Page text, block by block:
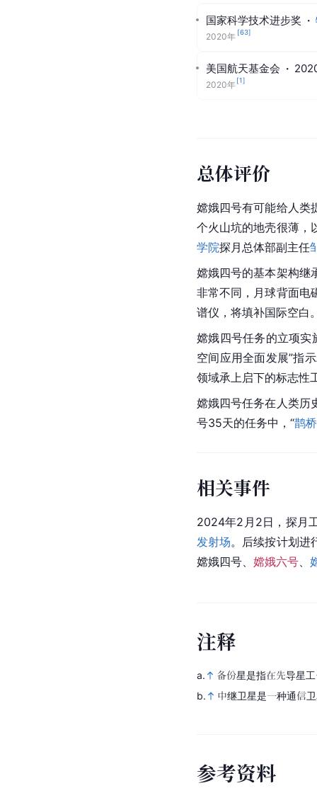
国家科学技术进步奖 ·
2020年 [63]
美国航天基金会 ·
2020年[1]
总体评价
嫦娥四号有可能给人类
个火山坑的地壳很薄，
学院探月总体部副主任
嫦娥四号的基本架构继
非常不同，月球背面电
谱仪，将填补国际空白
嫦娥四号任务的立项实
空间应用全面发展”指
领域承上启下的标志性
嫦娥四号任务在人类历
号35天的任务中，“鹊桥
相关事件
2024年2月2日，探月
发射场。后续按计划进
嫦娥四号、 嫦娥六号
注释
a.
备份星是指在先导星
b.
中继卫星是一种通信
参考资料